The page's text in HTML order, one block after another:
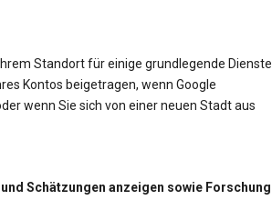
Standort für einige grundlegende Dienste.
Kontos beigetragen, wenn Google
wenn Sie sich von einer neuen Stadt aus
Schätzungen anzeigen sowie Forschung